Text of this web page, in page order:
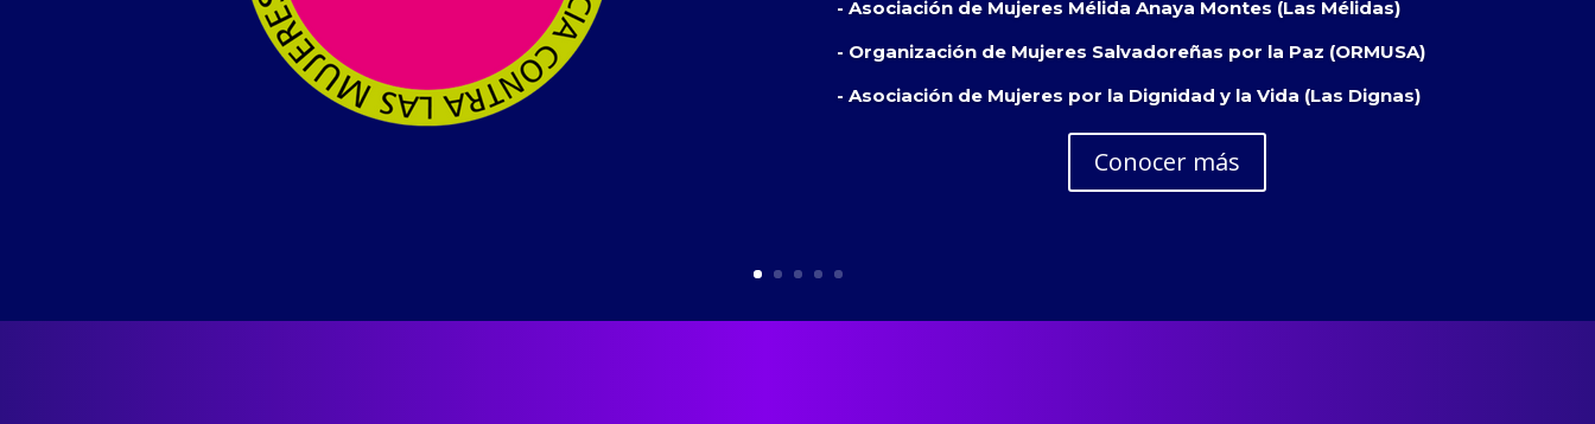
- Asociación de Mujeres Mélida Anaya Montes (Las Mélidas)
- Organización de Mujeres Salvadoreñas por la Paz (ORMUSA)
- Asociación de Mujeres por la Dignidad y la Vida (Las Dignas)
Conocer más